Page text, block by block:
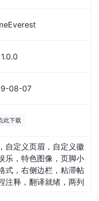
1.0.0
08-07
此下载
自定义页眉，自定义徽
乐，特色图像，页脚小
式，右侧边栏，粘滞帖
注释，翻译就绪，两列